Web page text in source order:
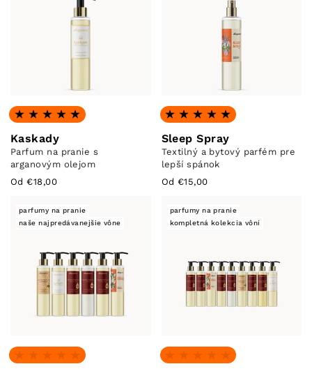
Hodnotenie: 4.96 z 5
Kaskady
Parfum na pranie s
arganovým olejom
Od €18,00
Hodnotenie: 5.0 z 5
Sleep Spray
Textilný a bytový parfém pre
lepší spánok
Od €15,00
parfumy na pranie
naše najpredávanejšie vône
Žiadne recenzie
parfumy na pranie
kompletná kolekcia vôní
Žiadne recenzie